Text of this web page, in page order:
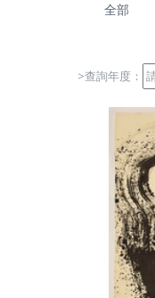
全部
>查詢年度：